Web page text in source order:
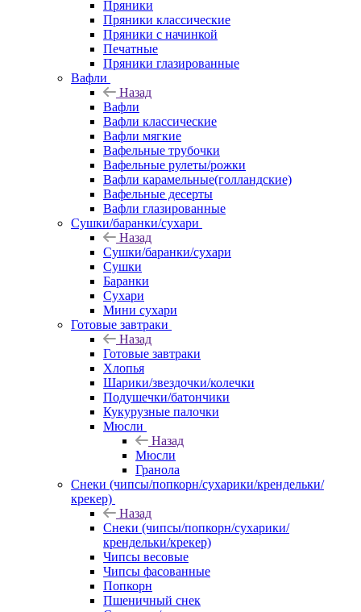
Пряники
Пряники классические
Пряники с начинкой
Печатные
Пряники глазированные
Вафли
Назад
Вафли
Вафли классические
Вафли мягкие
Вафельные трубочки
Вафельные рулеты/рожки
Вафли карамельные(голландские)
Вафельные десерты
Вафли глазированные
Сушки/баранки/сухари
Назад
Сушки/баранки/сухари
Сушки
Баранки
Сухари
Мини сухари
Готовые завтраки
Назад
Готовые завтраки
Хлопья
Шарики/звездочки/колечки
Подушечки/батончики
Кукурузные палочки
Мюсли
Назад
Мюсли
Гранола
Снеки (чипсы/попкорн/сухарики/крендельки/
крекер)
Назад
Снеки (чипсы/попкорн/сухарики/
крендельки/крекер)
Чипсы весовые
Чипсы фасованные
Попкорн
Пшеничный снек